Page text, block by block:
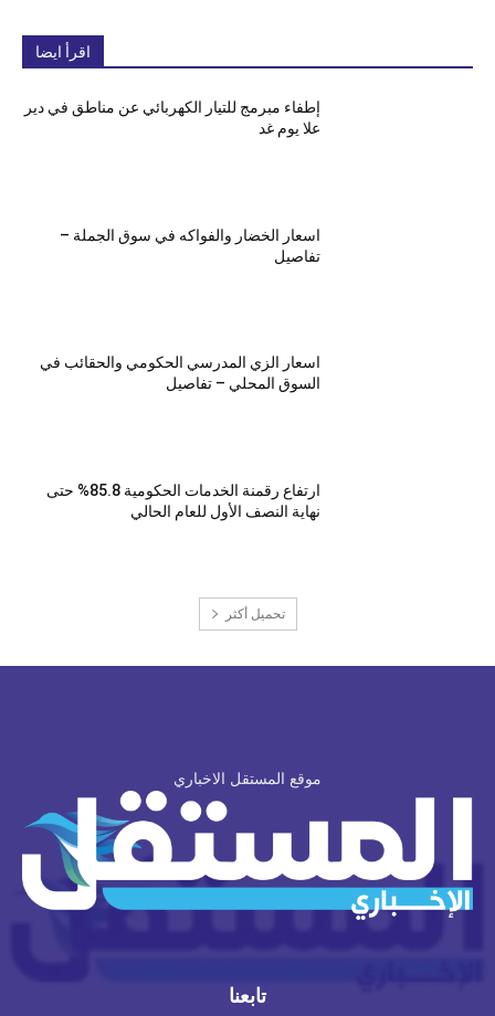
اقرأ ايضا
إطفاء مبرمج للتيار الكهربائي عن مناطق في دير
علا يوم غد
اسعار الخضار والفواكه في سوق الجملة –
تفاصيل
اسعار الزي المدرسي الحكومي والحقائب في
السوق المحلي – تفاصيل
ارتفاع رقمنة الخدمات الحكومية 85.8% حتى
نهاية النصف الأول للعام الحالي
تحميل أكثر
موقع المستقل الاخباري
تابعنا